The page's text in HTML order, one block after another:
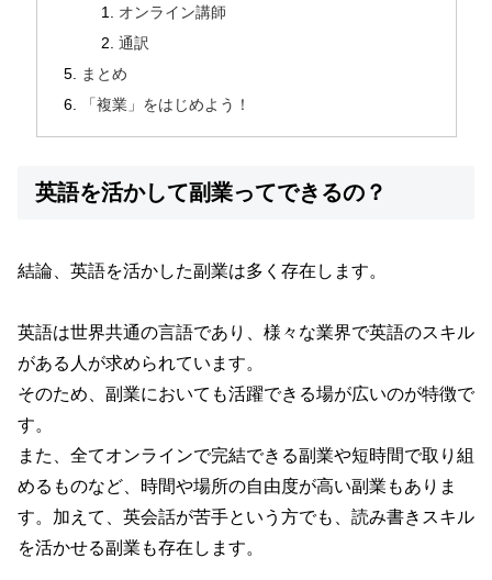
オンライン講師
通訳
まとめ
「複業」をはじめよう！
英語を活かして副業ってできるの？
結論、英語を活かした副業は多く存在します。
英語は世界共通の言語であり、様々な業界で英語のスキル
がある人が求められています。
そのため、副業においても活躍できる場が広いのが特徴で
す。
また、全てオンラインで完結できる副業や短時間で取り組
めるものなど、時間や場所の自由度が高い副業もありま
す。加えて、英会話が苦手という方でも、読み書きスキル
を活かせる副業も存在します。